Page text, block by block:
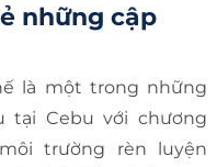
những cập
là một trong những
tại Cebu với chương
trường rèn luyện